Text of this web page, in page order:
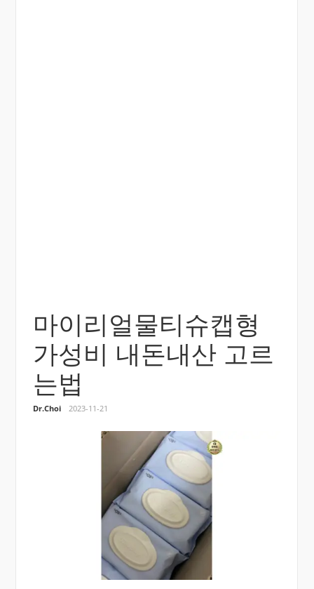
마이리얼물티슈캡형
가성비 내돈내산 고르
는법
Dr.Choi 2023-11-21